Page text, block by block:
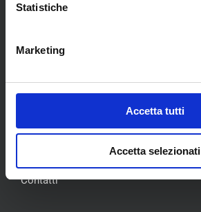
Statistiche
Marketing
Accetta tutti
Accetta selezionati
Pneumatici
Servizi
Blog
Whisteblowing D.Lgs 24/2023
Contatti